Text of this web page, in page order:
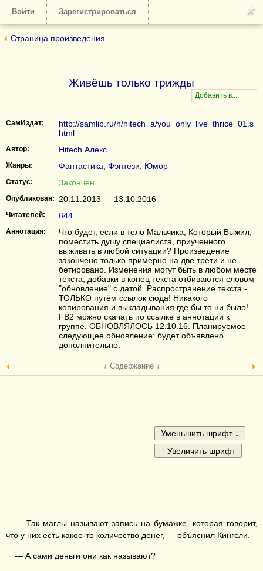
Войти Зарегистрироваться
Страница произведения
Живёшь только трижды
СамИздат:
http://samlib.ru/h/hitech_a/you_only_live_thrice_01.s
html
Автор: Hitech Алекс
Жанры: Фантастика Фэнтези Юмор
Статус: Закончен
Опубликован: 20.11.2013 — 13.10.2016
Читателей: 644
Аннотация:
Что будет, если в тело Мальчика, Который Выжил,
поместить душу специалиста, приученного
выживать в любой ситуации? Произведение
закончено только примерно на две трети и не
бетировано. Изменения могут быть в любом месте
текста, добавки в конец текста отбиваются словом
"обновление" с датой. Распространение текста -
ТОЛЬКО путём ссылок сюда! Никакого
копирования и выкладывания где бы то ни было!
FB2 можно скачать по ссылке в аннотации к
группе. ОБНОВЛЯЛОСЬ 12.10.16. Планируемое
следующее обновление: будет объявлено
дополнительно.
↓ Содержание ↓
— Так маглы называют запись на бумажке, которая говорит,
что у них есть какое-то количество денег, — объяснил Кингсли.
— А сами деньги они как называют?